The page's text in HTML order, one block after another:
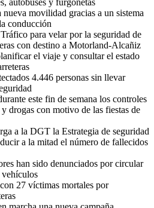
autobuses y furgonetas
movilidad gracias a un sistema
conducción
para velar por la seguridad de
con destino a Motorland-Alcañiz
el viaje y consultar el estado
4.446 personas sin llevar
este fin de semana los controles
drogas con motivo de las fiestas de
a la DGT la Estrategia de seguridad
a la mitad el número de fallecidos
han sido denunciados por circular
27 víctimas mortales por